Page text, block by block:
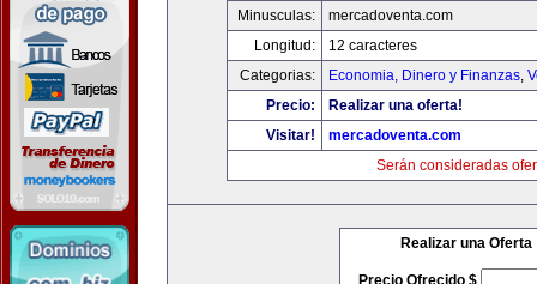
Minusculas:
mercadoventa.com
Longitud:
12 caracteres
Categorias:
Economia, Dinero y Finanzas,
Precio:
Realizar una oferta!
Visitar!
mercadoventa.com
Serán consideradas
Realizar una Oferta
Precio Ofrecido $